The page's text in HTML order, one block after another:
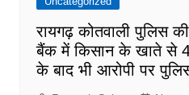
रायगढ़ कोतवाली पुलिस
बैंक में किसान के खाते से
के बाद भी आरोपी पर